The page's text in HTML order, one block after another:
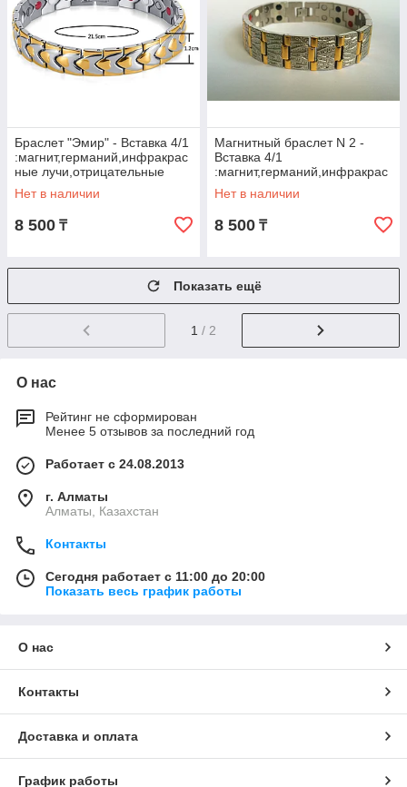
Браслет "Эмир" - Вставка 4/1
:магнит,германий,инфракрас
ные лучи,отрицательные
ионы.
Нет в наличии
8 500 ₸
Магнитный браслет N 2 -
Вставка 4/1
:магнит,германий,инфракрас
ные лучи,отрицательные
ионы.
Нет в наличии
8 500 ₸
Показать ещё
1 / 2
О нас
Рейтинг не сформирован
Менее 5 отзывов за последний год
Работает с 24.08.2013
г. Алматы
Алматы, Казахстан
Контакты
Сегодня работает с 11:00 до 20:00
Показать весь график работы
О нас
Контакты
Доставка и оплата
График работы